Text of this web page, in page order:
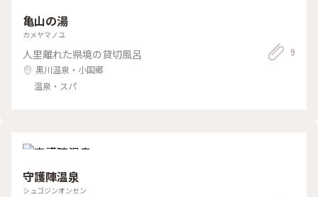
亀山の湯
カメヤマノユ
人里離れた県境の貸切風呂
黒川温泉・小国郷
温泉・スパ
9
守護陣温泉
シュゴジンオンセン